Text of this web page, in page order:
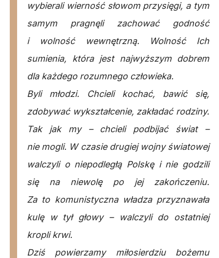
wybierali wierność słowom przysięgi, a tym
samym pragnęli zachować godność
i wolność wewnętrzną. Wolność Ich
sumienia, która jest najwyższym dobrem
dla każdego rozumnego człowieka.
Byli młodzi. Chcieli kochać, bawić się,
zdobywać wykształcenie, zakładać rodziny.
Tak jak my – chcieli podbijać świat –
nie mogli. W czasie drugiej wojny światowej
walczyli o niepodległą Polskę i nie godzili
się na niewolę po jej zakończeniu.
Za to komunistyczna władza przyznawała
kulę w tył głowy – walczyli do ostatniej
kropli krwi.
Dziś powierzamy miłosierdziu bożemu